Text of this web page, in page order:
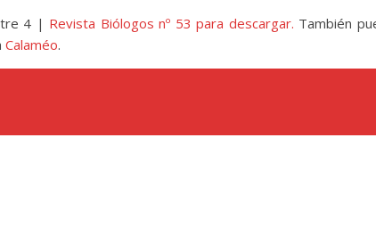
4 | Revista Biólogos nº 53 para descargar. También
Calaméo.